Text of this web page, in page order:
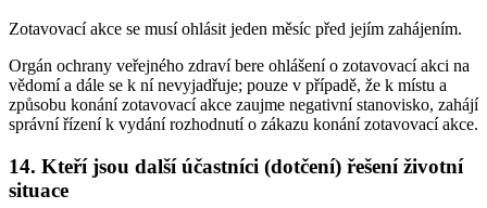
Zotavovací akce se musí ohlásit jeden měsíc před jejím zahájením.
Orgán ochrany veřejného zdraví bere ohlášení o zotavovací akci na
vědomí a dále se k ní nevyjadřuje; pouze v případě, že k místu a
způsobu konání zotavovací akce zaujme negativní stanovisko, zahájí
správní řízení k vydání rozhodnutí o zákazu konání zotavovací akce.
14. Kteří jsou další účastníci (dotčení) řešení životní
situace